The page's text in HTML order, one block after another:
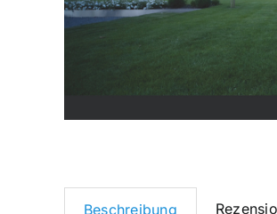
Beschreibung